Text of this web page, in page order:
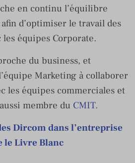
en continu l’équilibre
d’optimiser le travail des
les équipes Corporate.
du business, et
Marketing à collaborer
les équipes commerciales et
membre du CMIT.
Dircom dans l’entreprise
le Livre Blanc